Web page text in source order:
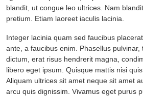
blandit, ut congue leo ultrices. Nam
pretium. Etiam laoreet iaculis lacinia.
Integer lacinia quam sed faucibus
ante, a faucibus enim. Phasellus
dictum, erat risus hendrerit magna,
libero eget ipsum. Quisque mattis nisi
Aliquam ultrices sit amet neque sit amet
arcu quis dignissim. Vivamus eget purus